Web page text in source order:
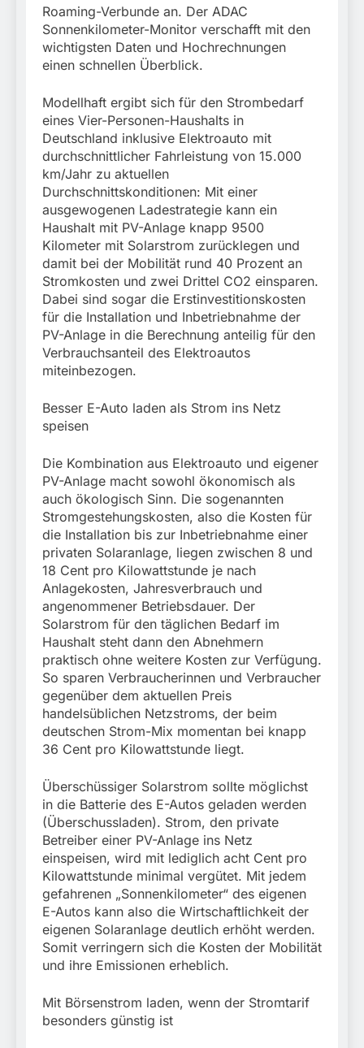
Roaming-Verbunde an. Der ADAC
Sonnenkilometer-Monitor verschafft mit den
wichtigsten Daten und Hochrechnungen
einen schnellen Überblick.
Modellhaft ergibt sich für den Strombedarf
eines Vier-Personen-Haushalts in
Deutschland inklusive Elektroauto mit
durchschnittlicher Fahrleistung von 15.000
km/Jahr zu aktuellen
Durchschnittskonditionen: Mit einer
ausgewogenen Ladestrategie kann ein
Haushalt mit PV-Anlage knapp 9500
Kilometer mit Solarstrom zurücklegen und
damit bei der Mobilität rund 40 Prozent an
Stromkosten und zwei Drittel CO2 einsparen.
Dabei sind sogar die Erstinvestitionskosten
für die Installation und Inbetriebnahme der
PV-Anlage in die Berechnung anteilig für den
Verbrauchsanteil des Elektroautos
miteinbezogen.
Besser E-Auto laden als Strom ins Netz
speisen
Die Kombination aus Elektroauto und eigener
PV-Anlage macht sowohl ökonomisch als
auch ökologisch Sinn. Die sogenannten
Stromgestehungskosten, also die Kosten für
die Installation bis zur Inbetriebnahme einer
privaten Solaranlage, liegen zwischen 8 und
18 Cent pro Kilowattstunde je nach
Anlagekosten, Jahresverbrauch und
angenommener Betriebsdauer. Der
Solarstrom für den täglichen Bedarf im
Haushalt steht dann den Abnehmern
praktisch ohne weitere Kosten zur Verfügung.
So sparen Verbraucherinnen und Verbraucher
gegenüber dem aktuellen Preis
handelsüblichen Netzstroms, der beim
deutschen Strom-Mix momentan bei knapp
36 Cent pro Kilowattstunde liegt.
Überschüssiger Solarstrom sollte möglichst
in die Batterie des E-Autos geladen werden
(Überschussladen). Strom, den private
Betreiber einer PV-Anlage ins Netz
einspeisen, wird mit lediglich acht Cent pro
Kilowattstunde minimal vergütet. Mit jedem
gefahrenen „Sonnenkilometer“ des eigenen
E-Autos kann also die Wirtschaftlichkeit der
eigenen Solaranlage deutlich erhöht werden.
Somit verringern sich die Kosten der Mobilität
und ihre Emissionen erheblich.
Mit Börsenstrom laden, wenn der Stromtarif
besonders günstig ist